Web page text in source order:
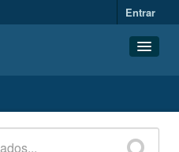
Entrar